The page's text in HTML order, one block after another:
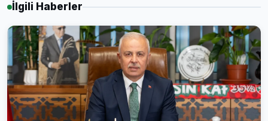
İlgili Haberler